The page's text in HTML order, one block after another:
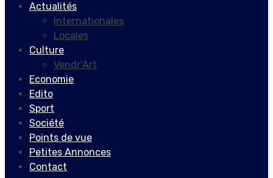
Actualités
Internationales
Locales
Culture
Vendr’Art
Economie
Edito
Sport
Société
Points de vue
Petites Annonces
Contact